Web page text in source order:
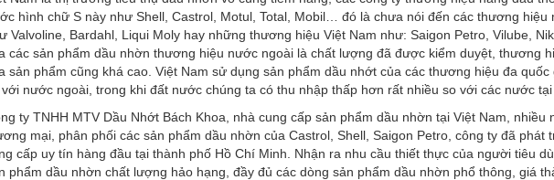
hình chữ S này như Shell, Castrol, Motul, Total, Mobil… đó là chưa nói đến các thương
Valvoline, Bardahl, Liqui Moly hay những thương hiệu Việt Nam như: Saigon Petro, Vilube,
các sản phẩm dầu nhờn thương hiệu nước ngoài là chất lượng đã được kiểm duyệt, thương
sản phẩm cũng khá cao. Việt Nam sử dụng sản phẩm dầu nhớt của các thương hiệu đa
nước ngoài, trong khi đất nước chúng ta có thu nhập thấp hơn rất nhiều so với các nước tại
ty TNHH MTV Dầu Nhớt Bách Khoa, nhà cung cấp sản phẩm dầu nhờn tại Việt Nam,
mại, phân phối các sản phẩm dầu nhờn của Castrol, Shell, Saigon Petro, công ty đã phát
cấp uy tín hàng đầu tại thành phố Hồ Chí Minh. Nhận ra nhu cầu thiết thực của người tiêu
phẩm dầu nhờn chất lượng hảo hạng, đầy đủ các dòng sản phẩm dầu nhờn phổ thông, giá